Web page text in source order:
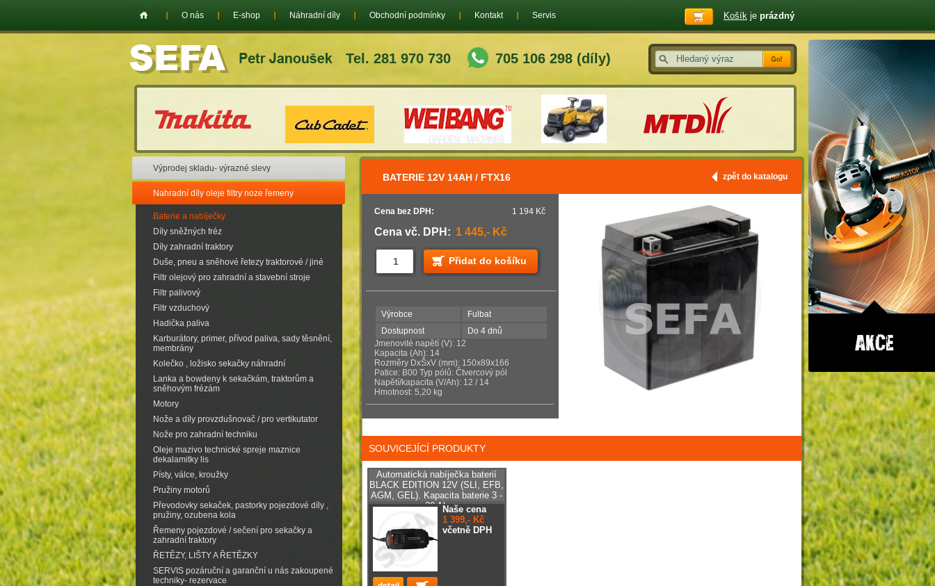
Tel. 281 970 730 705 106 298 (díly)
O nás E-shop Náhradní díly Obchodní podmínky Kontakt Servis Košík je prázdný
Výprodej skladu- výrazné slevy
Nahradní díly oleje filtry noze řemeny
Baterie a nabíječky
Díly sněžných fréz
Díly zahradní traktory
Duše, pneu a sněhové řetezy traktorové / jiné
Filtr olejový pro zahradní a stavební stroje
Filtr palivový
Filtr vzduchový
Hadička paliva
Karburátory, primer, přívod paliva, sady těsnění,
membrány
Kolečko , ložisko sekačky náhradní
Lanka a bowdeny k sekačkám, traktorům a
sněhovým frézám
Motory
Nože a díly provzdušnovač / pro vertikutator
Nože pro zahradní techniku
Oleje mazivo technické spreje maznice
dekalamitky lis
Písty, válce, kroužky
Pružiny motorů
Převodovky sekaček, pastorky pojezdové díly ,
pružiny, ozubena kola
Řemeny pojezdové / sečení pro sekačky a
zahradní traktory
ŘETĚZY, LIŠTY A ŘETĚZKY
SERVIS pozáruční a garanční u nás zakoupené
techniky- rezervace
zpět do katalogu
BATERIE 12V 14AH / FTX16
Cena bez DPH: 1 194 Kč
Cena vč. DPH: 1 445,- Kč
Přidat do košíku
Výrobce
Fulbat
Dostupnost
Do 4 dnů
Jmenovité napětí (V): 12
Kapacita (Ah): 14
Rozměry DxŠxV (mm): 150x89x166
Patice: B00 Typ pólů: Čtvercový pól
Napětí/kapacita (V/Ah): 12 / 14
Hmotnost: 5,20 kg
SOUVICEJÍCÍ PRODUKTY
Automatická nabíječka baterií
BLACK EDITION 12V (SLI, EFB,
AGM, GEL). Kapacita baterie 3 -
30 AhNaše cena
1 399,- Kč
včetně DPH